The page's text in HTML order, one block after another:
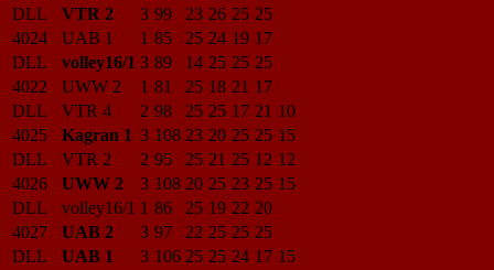
DLL
VTR 2 3 99 23 26 25 25
4024
UAB 1 1 85 25 24 19 17
DLL
volley16/1 3 89 14 25 25 25
4022
UWW 2 1 81 25 18 21 17
DLL
VTR 4 2 98 25 25 17 21 10
4025
Kagran 1 3 108 23 20 25 25 15
DLL
VTR 2 2 95 25 21 25 12 12
4026
UWW 2 3 108 20 25 23 25 15
DLL
volley16/1 1 86 25 19 22 20
4027
UAB 2 3 97 22 25 25 25
DLL
UAB 1 3 106 25 25 24 17 15